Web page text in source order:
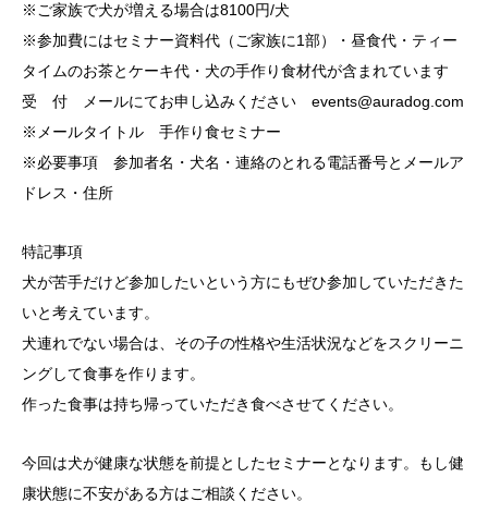
※ご家族で犬が増える場合は8100円/犬
※参加費にはセミナー資料代（ご家族に1部）・昼食代・ティー
タイムのお茶とケーキ代・犬の手作り食材代が含まれています
受 付 メールにてお申し込みください events@auradog.com
※メールタイトル 手作り食セミナー
※必要事項 参加者名・犬名・連絡のとれる電話番号とメールア
ドレス・住所
特記事項
犬が苦手だけど参加したいという方にもぜひ参加していただきた
いと考えています。
犬連れでない場合は、その子の性格や生活状況などをスクリーニ
ングして食事を作ります。
作った食事は持ち帰っていただき食べさせてください。
今回は犬が健康な状態を前提としたセミナーとなります。もし健
康状態に不安がある方はご相談ください。